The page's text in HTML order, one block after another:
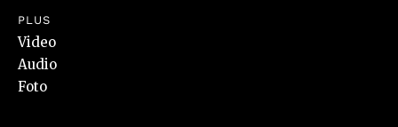
PLUS
Video
Audio
Foto